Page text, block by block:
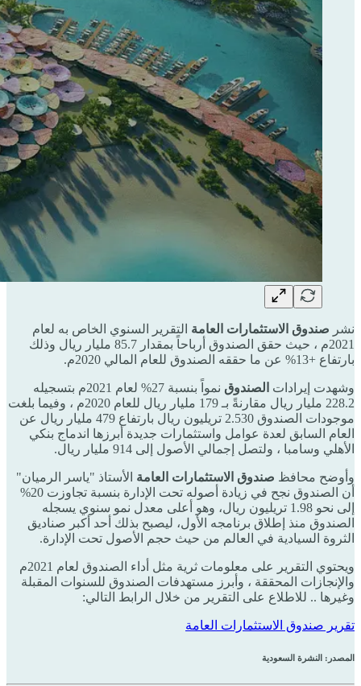
نشر صندوق الاستثمارات العامة التقرير السنوي الخاص به لعام
2021م ، حيث حقق الصندوق أرباحاً بمقدار 85.7 مليار ريال وذلك
بارتفاع +13% عن ما حققه الصندوق للعام المالي 2020م.
وشهدت إيرادات الصندوق
نمواً بنسبة 27% لعام 2021م بتسجيله
228.2 مليار ريال مقارنةً بـ 179 مليار ريال للعام 2020م ، وفيما بلغت
موجودات الصندوق 2.530 تريليون ريال بارتفاع 479 مليار ريال عن
العام السابق لعدة عوامل واستثمارات جديدة أبرزها اندماج بنكي
الأهلي وسامبا ، ولتصل إجمالي الأصول إلى 914 مليار ريال.
وأوضح محافظ صندوق الاستثمارات العامة الأستاذ "ياسر الرميان"
أن الصندوق نجح في زيادة أصوله تحت الإدارة بنسبة تجاوزت 20%
إلى نحو 1.98 تريليون ريال، وهو أعلى معدل نمو سنوي يسجله
الصندوق منذ إطلاق برنامجه الأول، ليصبح بذلك أحد أكبر صناديق
الثروة السيادية في العالم من حيث حجم الأصول تحت الإدارة.
ويحتوي التقرير على معلومات ثرية مثل أداء الصندوق لعام 2021م
والإنجازات المحققة ، وأبرز مستهدفات الصندوق للسنوات المقبلة
وغيرها .. للاطلاع على التقرير من خلال الرابط التالي:
تقرير صندوق الاستثمارات العامة
المصدر: النشرة السعودية